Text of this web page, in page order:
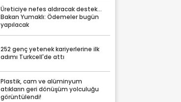
Üreticiye nefes aldıracak destek...
Bakan Yumaklı: Ödemeler bugün
yapılacak
252 genç yetenek kariyerlerine ilk
adımı Turkcell'de attı
Plastik, cam ve alüminyum
atıkların geri dönüşüm yolculuğu
görüntülendi!